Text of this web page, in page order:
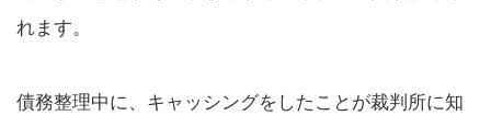
れます。
債務整理中に、キャッシングをしたことが裁判所に知